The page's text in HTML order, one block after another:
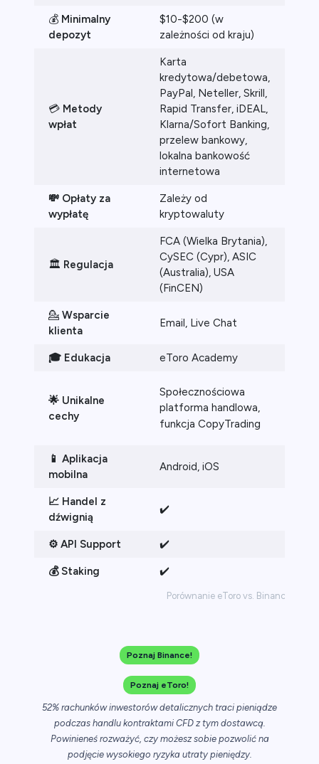
Porównanie eToro vs. Binance
💰 Minimalny
depozyt
$10-$200 (w
zależności od kraju)
💳 Metody
wpłat
Karta
kredytowa/debetowa,
PayPal, Neteller, Skrill,
Rapid Transfer, iDEAL,
Klarna/Sofort Banking,
przelew bankowy,
lokalna bankowość
internetowa
💸 Opłaty za
wypłatę
Zależy od
kryptowaluty
🏛️ Regulacja
FCA (Wielka Brytania),
CySEC (Cypr), ASIC
(Australia), USA
(FinCEN)
💁 Wsparcie
klienta
Email, Live Chat
🎓 Edukacja eToro Academy
🌟 Unikalne
cechy
Społecznościowa
platforma handlowa,
funkcja CopyTrading
📱 Aplikacja
mobilna
Android, iOS
📈 Handel z
dźwignią
✔️
⚙️ API Support ✔️
💰 Staking ✔️
Poznaj Binance!
Poznaj eToro!
52% rachunków inwestorów detalicznych traci pieniądze
podczas handlu kontraktami CFD z tym dostawcą.
Powinieneś rozważyć, czy możesz sobie pozwolić na
podjęcie wysokiego ryzyka utraty pieniędzy.